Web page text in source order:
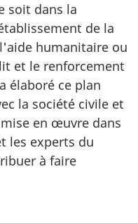
soit dans la
de la
humanitaire ou
et le renforcement
élaboré ce plan
la société civile et
en œuvre dans
les experts du
à faire